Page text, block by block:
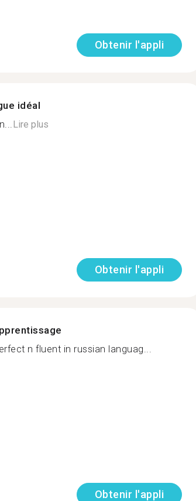
Obtenir l'appli
idéal
Lire plus
Obtenir l'appli
n fluent in russian languag...
Obtenir l'appli